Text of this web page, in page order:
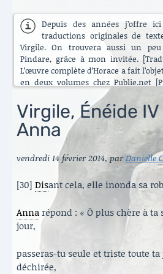
Depuis des années j’offre
traductions originales de
Virgile. On trouvera aussi un
Pindare, grâce à mon invitée.
L’œuvre complète d’Horace a fait
en deux volumes chez Publie.net
encore d’autres traductions que
lire ici. C’est maintenant l’Énéide
besoin de mettre ma longue
s’est accru ces dernières années
est nouvelle. Elle va s’enrichir peu à
belles surprises, des échanges
haïku en latin sous le titre
Virgile, Énéide
Anna
vendredi 14 février 2014,parDanielle
[30] Disant cela, elle inonda sa
Annarépond : « Ô plus chère à
jour,
passeras-tu seule et triste toute ta
déchirée,